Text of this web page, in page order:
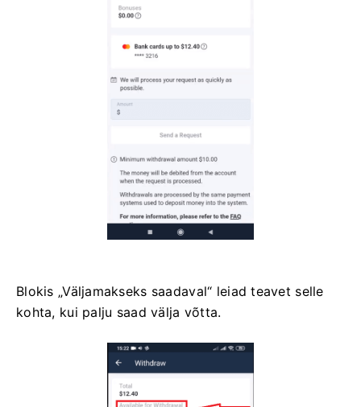
Blokis „Väljamakseks saadaval“ leiad teavet selle
kohta, kui palju saad välja võtta.